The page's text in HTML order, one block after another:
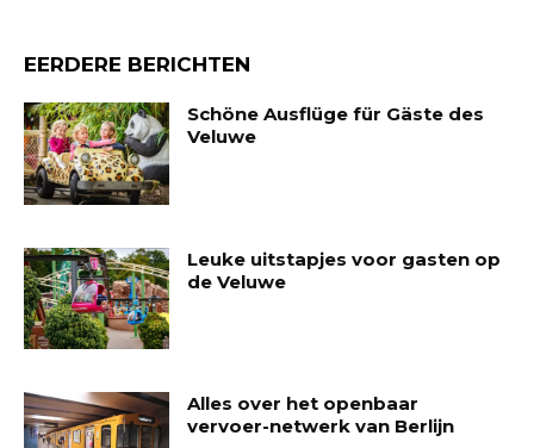
EERDERE BERICHTEN
Schöne Ausflüge für Gäste des
Veluwe
Leuke uitstapjes voor gasten op
de Veluwe
Alles over het openbaar
vervoer-netwerk van Berlijn